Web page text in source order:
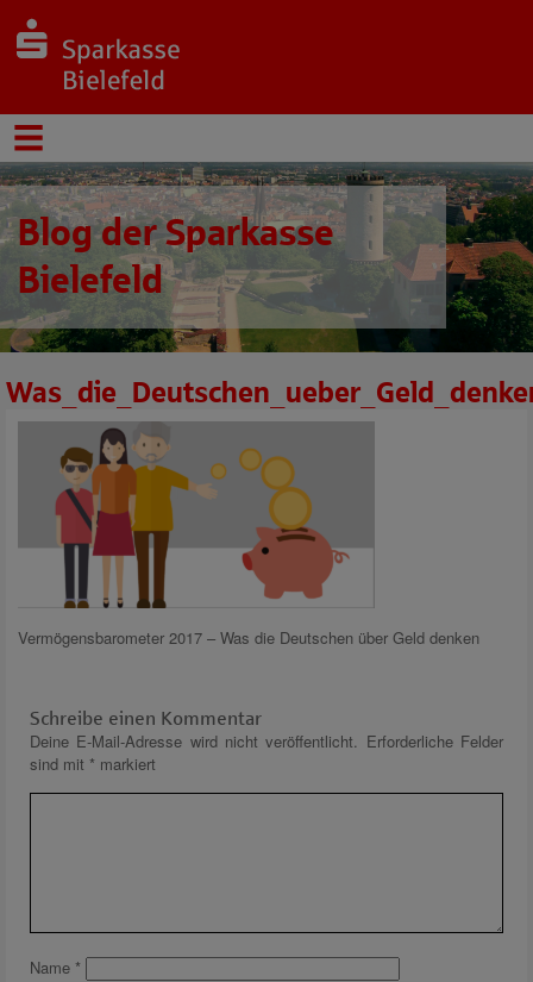
Blog der Sparkasse
Bielefeld
Vermögensbarometer 2017 – Was die Deutschen über Geld denken
Schreibe einen Kommentar
Deine E-Mail-Adresse wird nicht veröffentlicht. Erforderliche Felder
sind mit * markiert
Name *